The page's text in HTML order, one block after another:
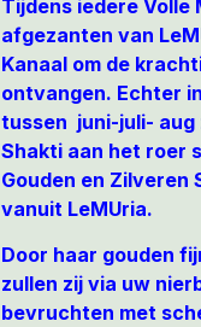
Tijdens iedere Volle
afgezanten van
Kanaal om de
ontvangen. Echter
tussen juni-juli- aug
Shakti aan het roer
Gouden en Zilveren
vanuit LeMUria.
Door haar gouden
zullen zij via uw
bevruchten met